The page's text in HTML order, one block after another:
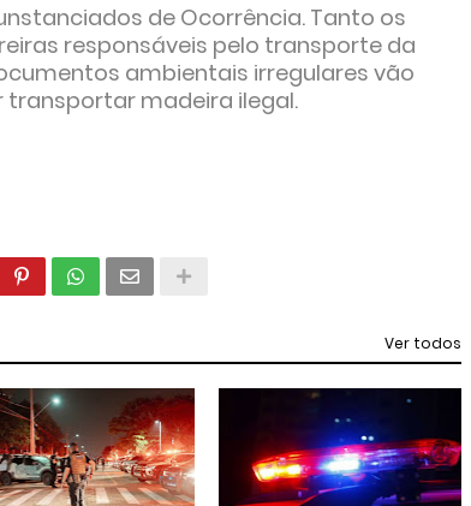
de Ocorrência. Tanto os
responsáveis pelo transporte da
ambientais irregulares vão
madeira ilegal.
Ver todos